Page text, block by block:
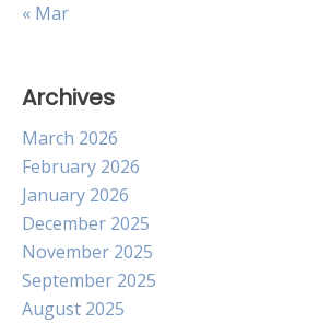
« Mar
Archives
March 2026
February 2026
January 2026
December 2025
November 2025
September 2025
August 2025